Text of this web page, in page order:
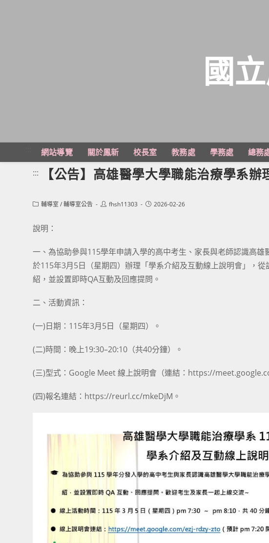
主
國
網站導覽 關於鳳新 校長室 教務處 學務處 總務
::: 【公告】高雄醫學大學職能治療學系
Post輔導室/輔導室公告
Postfhsh11303
Post2026-02-26
說明：
一、為協助參與115學年申請入學的高中考生、家長與老師認識高
於115年3月5日（星期四）辦理「學系介紹及互動線上說明會」，
紹，並設置即時QA互動及回應提問。
二、活動資訊：
(一)日期：115年3月5日（星期四）。
(二)時間：晚上19:30–20:10（共40分鐘）。
(三)型式：Google Meet 線上說明會（連結：https://
(四)報名連結：https://reurl.cc/mkeDjM。